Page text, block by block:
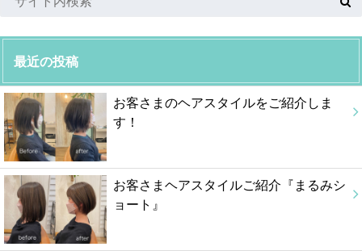
最近の投稿
お客さまのヘアスタイルをご紹介しま
す！
お客さまヘアスタイルご紹介『まるみシ
ョート』